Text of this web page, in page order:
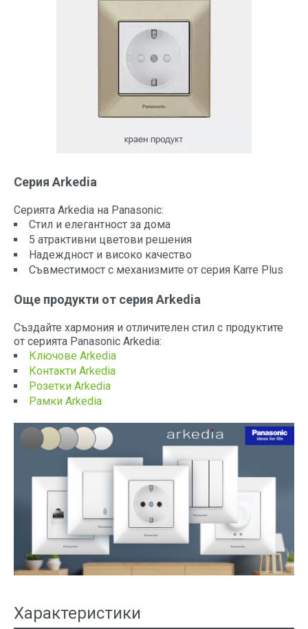
Серия Arkedia
Серията Arkedia на Panasonic:
Стил и елегантност за дома
5 атрактивни цветови решения
Надеждност и високо качество
Съвместимост с механизмите от серия Karre Plus
Още продукти от серия Arkedia
Създайте хармония и отличителен стил с продуктите
от серията Panasonic Arkedia:
Ключове Arkedia
Контакти Arkedia
Розетки Arkedia
Рамки Arkedia
Характеристики